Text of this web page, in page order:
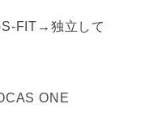
FIT→独立して
ONE